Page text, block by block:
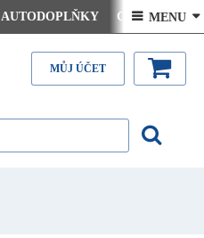
AUTODOPLŇKY Ceny doručení
Články - návody Kontakt
 MENU 
MŮJ ÚČET